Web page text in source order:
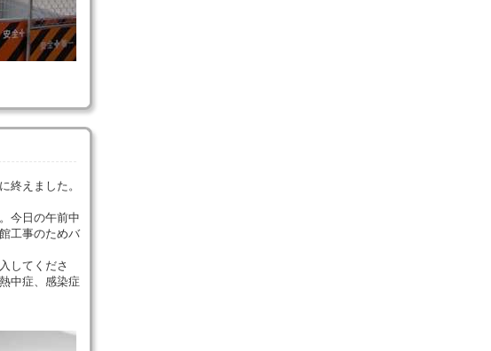
終えました。
今日の午前中
工事のためバ
してくださ
中症、感染症